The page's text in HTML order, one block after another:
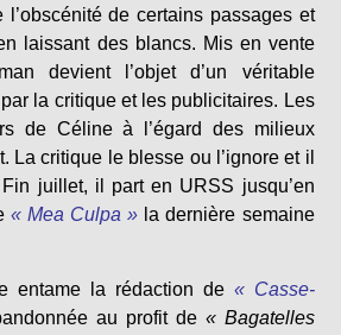
l’obscénité de certains passages et
laissant des blancs. Mis en vente
devient l’objet d’un véritable
la critique et les publicitaires. Les
de Céline à l’égard des milieux
La critique le blesse ou l’ignore et il
juillet, il part en URSS jusqu’en
« Mea Culpa » la dernière semaine
entame la rédaction de « Casse-
au profit de « Bagatelles